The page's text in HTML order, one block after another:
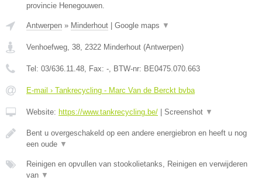
provincie Henegouwen.
Antwerpen » Minderhout | Google maps ▼
Venhoefweg, 38 2322 Minderhout (Antwerpen)
Tel: 03/636.11.48 , Fax: - , BTW-nr: BE0475.070.663
E-mail › Tankrecycling - Marc Van de Berckt bvba
Website: https://www.tankrecycling.be/ | Screenshot ▼
Bent u overgeschakeld op een andere energiebron en heeft u nog
een oude ▼
Reinigen en opvullen van stookolietanks, Reinigen en verwijderen
van ▼